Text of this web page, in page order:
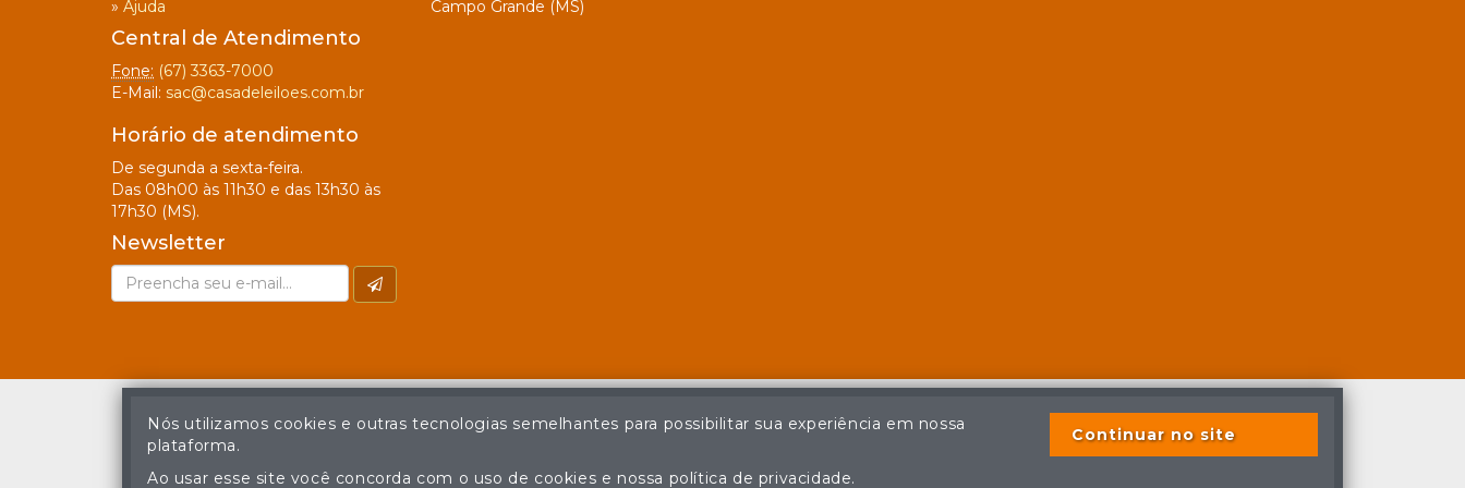
» Ajuda
Central de Atendimento
Fone: (67) 3363-7000
E-Mail: sac@casadeleiloes.com.br
Horário de atendimento
De segunda a sexta-feira.
Das 08h00 às 11h30 e das 13h30 às
17h30 (MS).
Newsletter
Campo Grande (MS)
A cópia ou reprodução não autorizada do conteúdo deste site poderá acarretar em penas previstas em lei.
Nós utilizamos cookies e outras tecnologias semelhantes para possibilitar sua experiência em nossa
plataforma.
Ao usar esse site você concorda com o uso de cookies e nossa política de privacidade.
Continuar no site